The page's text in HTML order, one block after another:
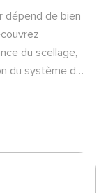
dépend de bien
du scellage,
du système de